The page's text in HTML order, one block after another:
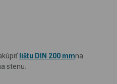
lištu DIN 200 mmna
stenu.